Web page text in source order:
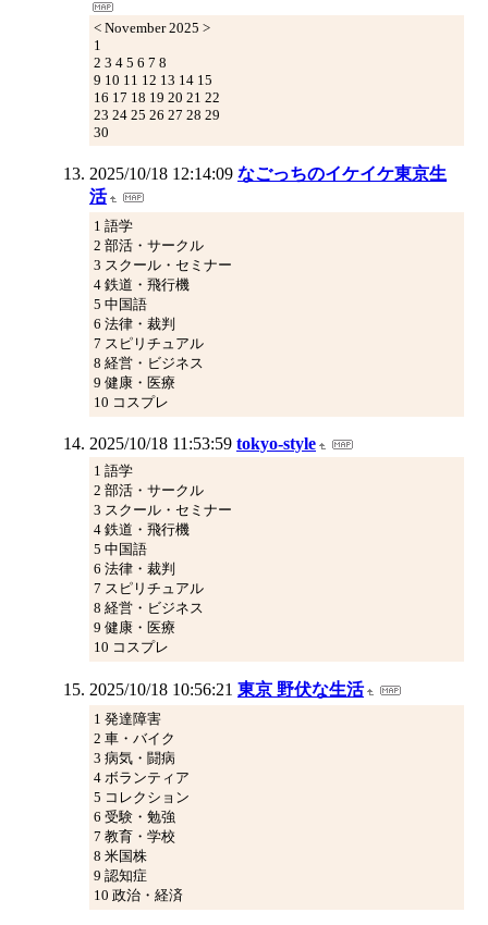
< November 2025 >
1
2 3 4 5 6 7 8
9 10 11 12 13 14 15
16 17 18 19 20 21 22
23 24 25 26 27 28 29
30
2025/10/18 12:14:09 なごっちのイケイケ東京生
活
1 語学
2 部活・サークル
3 スクール・セミナー
4 鉄道・飛行機
5 中国語
6 法律・裁判
7 スピリチュアル
8 経営・ビジネス
9 健康・医療
10 コスプレ
2025/10/18 11:53:59 tokyo-style
1 語学
2 部活・サークル
3 スクール・セミナー
4 鉄道・飛行機
5 中国語
6 法律・裁判
7 スピリチュアル
8 経営・ビジネス
9 健康・医療
10 コスプレ
2025/10/18 10:56:21 東京 野伏な生活
1 発達障害
2 車・バイク
3 病気・闘病
4 ボランティア
5 コレクション
6 受験・勉強
7 教育・学校
8 米国株
9 認知症
10 政治・経済